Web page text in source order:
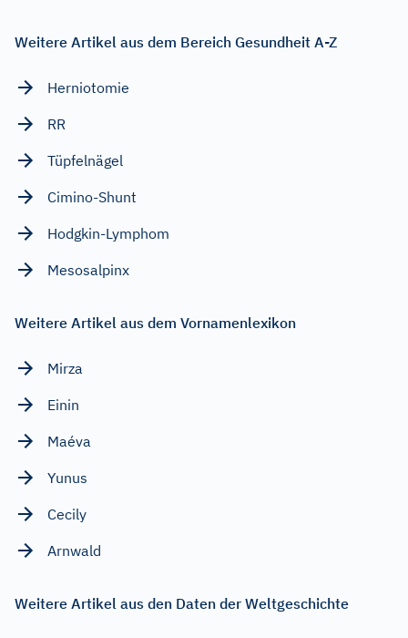
Weitere Artikel aus dem Bereich Gesundheit A-Z
Herniotomie
RR
Tüpfelnägel
Cimino-Shunt
Hodgkin-Lymphom
Mesosalpinx
Weitere Artikel aus dem Vornamenlexikon
Mirza
Einin
Maéva
Yunus
Cecily
Arnwald
Weitere Artikel aus den Daten der Weltgeschichte